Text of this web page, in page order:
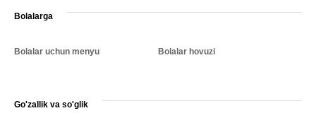
Bolalarga
Bolalar uchun menyu Bolalar hovuzi
Go'zallik va so'glik